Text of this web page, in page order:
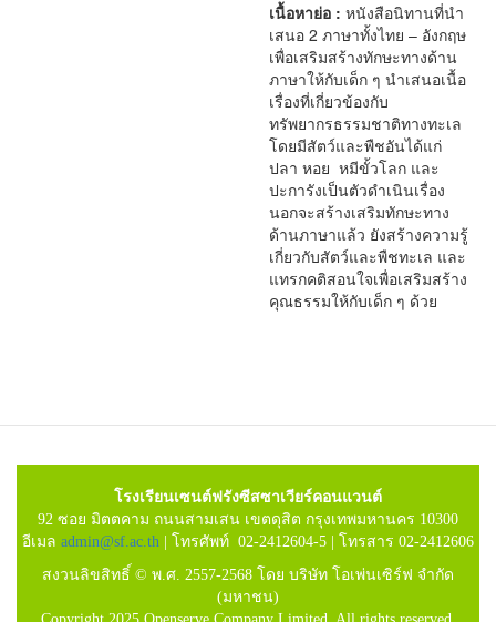
เนื้อหาย่อ :หนังสือนิทานที่นำ
เสนอ 2 ภาษาทั้งไทย – อังกฤษ
เพื่อเสริมสร้างทักษะทางด้าน
ภาษาให้กับเด็ก ๆ นำเสนอเนื้อ
เรื่องที่เกี่ยวข้องกับ
ทรัพยากรธรรมชาติทางทะเล
โดยมีสัตว์และพืชอันได้แก่
ปลา หอย หมีขั้วโลก และ
ปะการังเป็นตัวดำเนินเรื่อง
นอกจะสร้างเสริมทักษะทาง
ด้านภาษาแล้ว ยังสร้างความรู้
เกี่ยวกับสัตว์และพืชทะเล และ
แทรกคติสอนใจเพื่อเสริมสร้าง
คุณธรรมให้กับเด็ก ๆ ด้วย
โรงเรียนเซนต์ฟรังซีสซาเวียร์คอนแวนต์
92 ซอย มิตตคาม ถนนสามเสน เขตดุสิต กรุงเทพมหานคร 10300
อีเมล admin@sf.ac.th | โทรศัพท์ 02-2412604-5 | โทรสาร 02-2412606
สงวนลิขสิทธิ์ © พ.ศ. 2557-2568 โดย บริษัท โอเพ่นเซิร์ฟ จำกัด
(มหาชน)